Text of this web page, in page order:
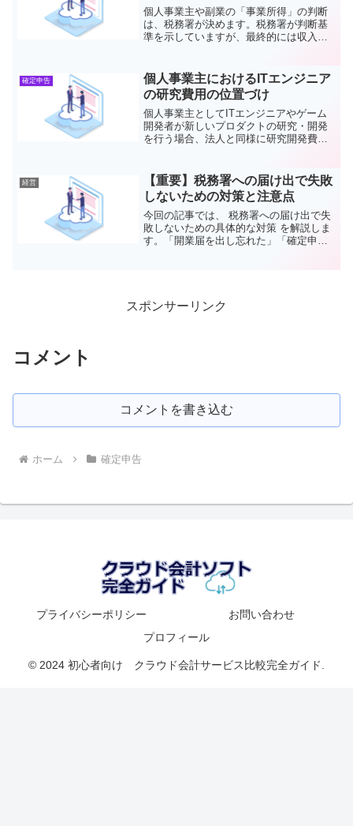
個人事業主や副業の「事業所得」の判断
は、税務署が決めます。税務署が判断基
準を示していますが、最終的には収入の
「税務署に確定申告を提出してみないと
わからない」という事なん...
確定申告
個人事業主におけるITエンジニア
の研究費用の位置づけ
個人事業主としてITエンジニアやゲーム
開発者が新しいプロダクトの研究・開発
を行う場合、法人と同様に研究開発費が
異なり、個人事業主向けの制度は明確に
定められている部分が限ら...
経営
【重要】税務署への届け出で失敗
しないための対策と注意点
今回の記事では、 税務署への届け出で失
敗しないための具体的な対策 を解説しま
す。「開業届を出し忘れた」「確定申告
スポンサーリンク
コメント
コメントを書き込む
ホーム 確定申告
プライバシーポリシー
お問い合わせ
プロフィール
© 2024 初心者向け クラウド会計サービス比較完全ガイド.